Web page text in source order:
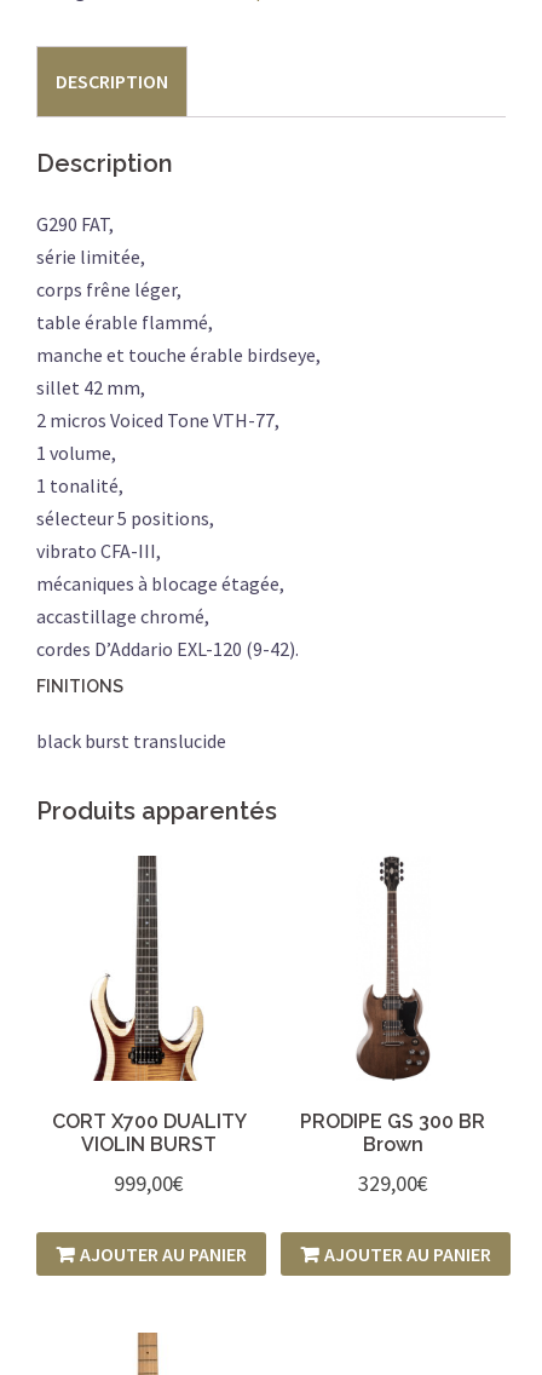
TRANS
BLACK
BURST
DESCRIPTION
Description
G290 FAT,
série limitée,
corps frêne léger,
table érable flammé,
manche et touche érable birdseye,
sillet 42 mm,
2 micros Voiced Tone VTH-77,
1 volume,
1 tonalité,
sélecteur 5 positions,
vibrato CFA-III,
mécaniques à blocage étagée,
accastillage chromé,
cordes D’Addario EXL-120 (9-42).
FINITIONS
black burst translucide
Produits apparentés
CORT X700 DUALITY
VIOLIN BURST
999,00€
AJOUTER AU PANIER
PRODIPE GS 300 BR
Brown
329,00€
AJOUTER AU PANIER